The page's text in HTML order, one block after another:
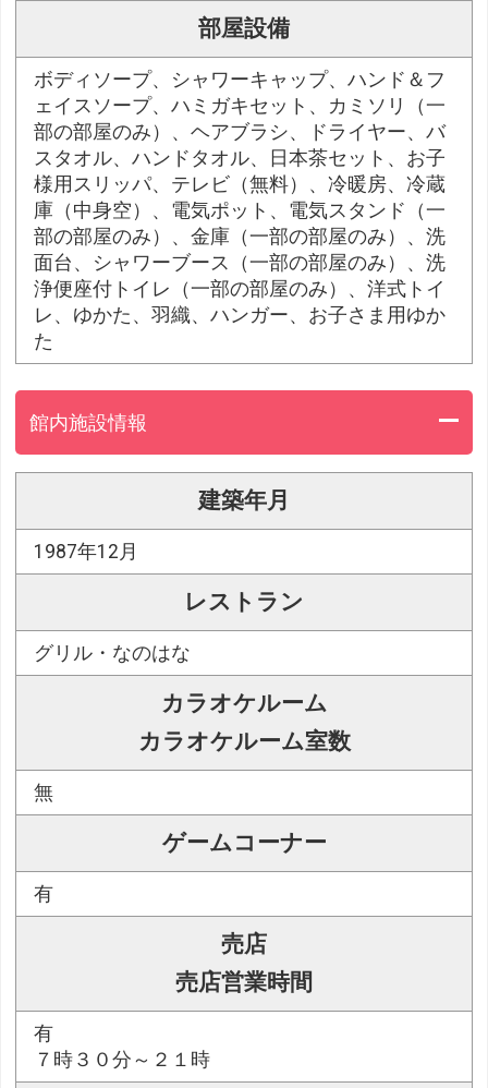
部屋設備
ボディソープ、シャワーキャップ、ハンド＆フ
ェイスソープ、ハミガキセット、カミソリ（一
部の部屋のみ）、ヘアブラシ、ドライヤー、バ
スタオル、ハンドタオル、日本茶セット、お子
様用スリッパ、テレビ（無料）、冷暖房、冷蔵
庫（中身空）、電気ポット、電気スタンド（一
部の部屋のみ）、金庫（一部の部屋のみ）、洗
面台、シャワーブース（一部の部屋のみ）、洗
浄便座付トイレ（一部の部屋のみ）、洋式トイ
レ、ゆかた、羽織、ハンガー、お子さま用ゆか
た
館内施設情報
建築年月
1987年12月
レストラン
グリル・なのはな
カラオケルーム
カラオケルーム室数
無
ゲームコーナー
有
売店
売店営業時間
有
７時３０分～２１時